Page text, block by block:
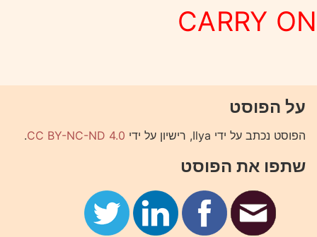
CARRY ON
על הפוסט
הפוסט נכתב על ידי Ilya, רישיון על ידי CC BY-NC-ND 4.0
.
שתפו את הפוסט